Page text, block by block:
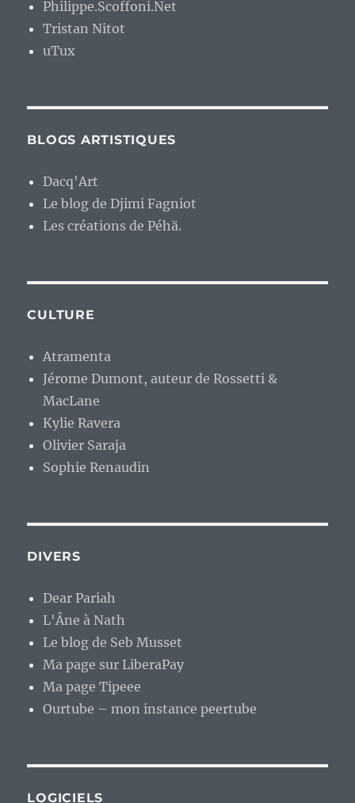
Philippe.Scoffoni.Net
Tristan Nitot
uTux
BLOGS ARTISTIQUES
Dacq'Art
Le blog de Djimi Fagniot
Les créations de Péhä.
CULTURE
Atramenta
Jérome Dumont, auteur de Rossetti &
MacLane
Kylie Ravera
Olivier Saraja
Sophie Renaudin
DIVERS
Dear Pariah
L'Âne à Nath
Le blog de Seb Musset
Ma page sur LiberaPay
Ma page Tipeee
Ourtube – mon instance peertube
LOGICIELS